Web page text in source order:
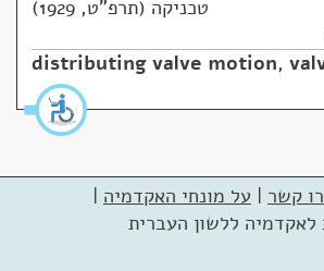
טכניקה (תרפ"ט, 1929)
distributing valve motion,
קשר | על מונחי האקדמיה |
לאקדמיה ללשון העברית